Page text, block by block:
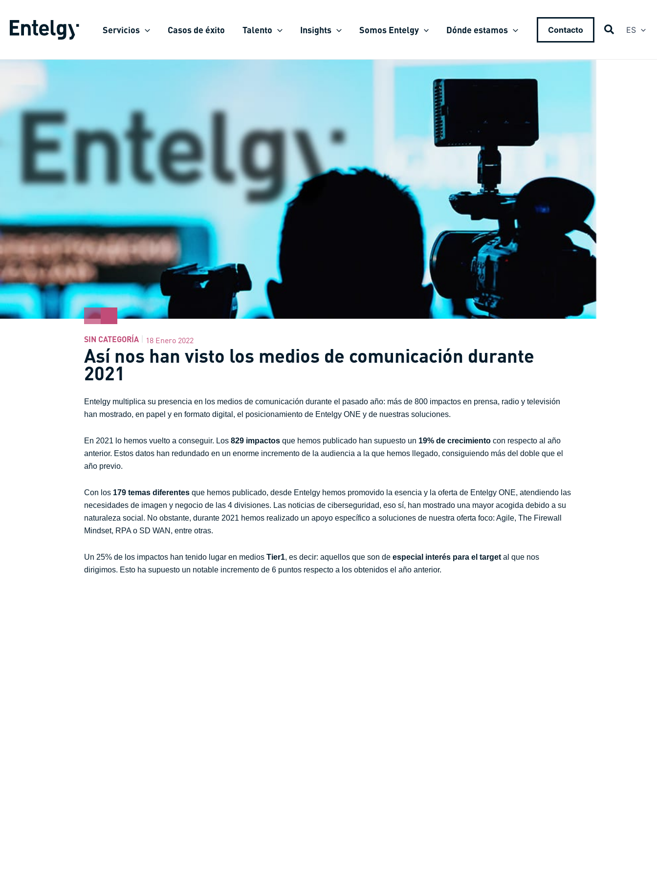
contenido
Servicios Casos de éxito Talento Insights Somos Entelgy Dónde estamos Contacto ES
SIN CATEGORÍA 18 Enero 2022
Así nos han visto los medios de comunicación durante
2021
Entelgy multiplica su presencia en los medios de comunicación durante el pasado año: más de 800 impactos en prensa, radio y televisión
han mostrado, en papel y en formato digital, el posicionamiento de Entelgy ONE y de nuestras soluciones.
En 2021 lo hemos vuelto a conseguir. Los 829 impactos que hemos publicado han supuesto un 19% de crecimiento con respecto al año
anterior. Estos datos han redundado en un enorme incremento de la audiencia a la que hemos llegado, consiguiendo más del doble que el
año previo.
Con los 179 temas diferentes que hemos publicado, desde Entelgy hemos promovido la esencia y la oferta de Entelgy ONE, atendiendo las
necesidades de imagen y negocio de las 4 divisiones. Las noticias de ciberseguridad, eso sí, han mostrado una mayor acogida debido a su
naturaleza social. No obstante, durante 2021 hemos realizado un apoyo específico a soluciones de nuestra oferta foco: Agile, The Firewall
Mindset, RPA o SD WAN, entre otras.
Un 25% de los impactos han tenido lugar en medios Tier1, es decir: aquellos que son de especial interés para el target al que nos
dirigimos. Esto ha supuesto un notable incremento de 6 puntos respecto a los obtenidos el año anterior.